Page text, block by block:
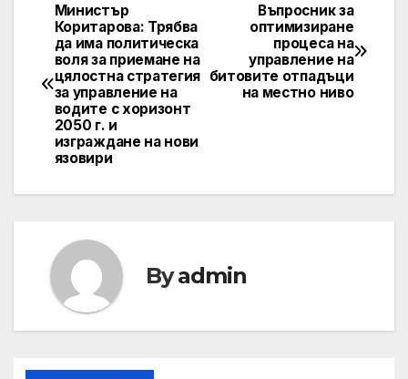
Post
navigation
Въпросник за
оптимизиране
процеса на
управление на
битовите отпадъци
на местно ниво
Министър
Коритарова: Трябва
да има политическа
воля за приемане на
цялостна стратегия
за управление на
водите с хоризонт
2050 г. и
изграждане на нови
язовири
Byadmin